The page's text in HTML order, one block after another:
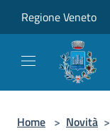
Regione Veneto
Home > Novità >